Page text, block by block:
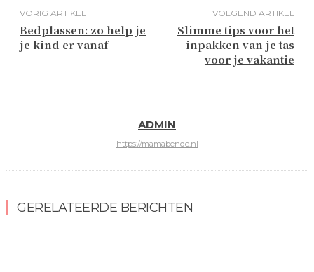
VORIG ARTIKEL
Bedplassen: zo help je
je kind er vanaf
VOLGEND ARTIKEL
Slimme tips voor het
inpakken van je tas
voor je vakantie
ADMIN
https://mamabende.nl
GERELATEERDE BERICHTEN